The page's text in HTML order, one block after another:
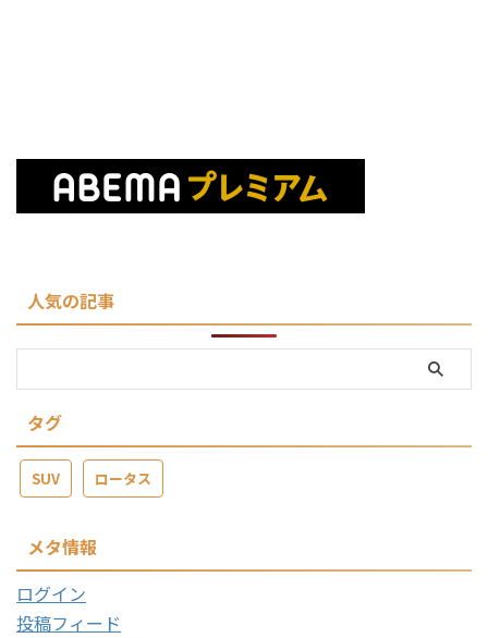
人気の記事
タグ
SUV ロータス
メタ情報
ログイン
投稿フィード